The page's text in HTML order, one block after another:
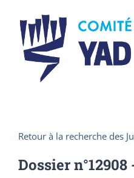
content
Retour à la recherche des
Dossier n°12908